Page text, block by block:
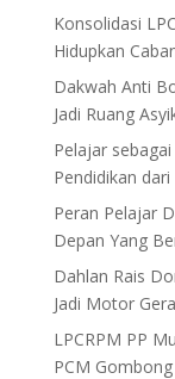
Konsolidasi
Hidupkan
Dakwah Anti
Jadi Ruang
Pelajar
Pendidikan
Peran Pelajar
Depan Yang
Dahlan Rais
Jadi Motor
LPCRPM PP
PCM Gombong